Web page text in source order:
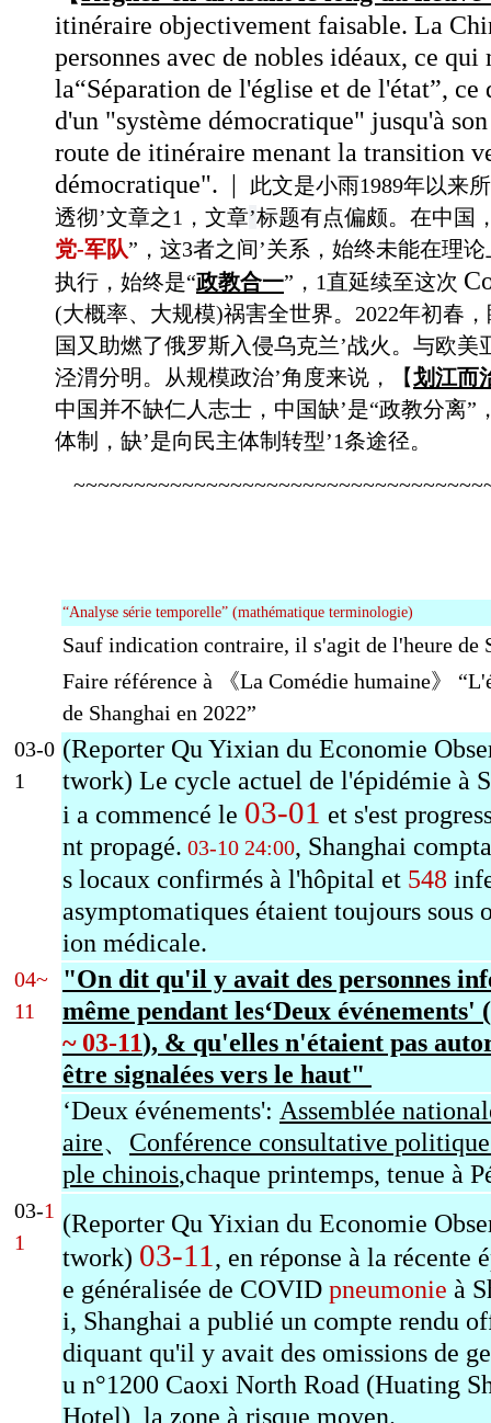
itinéraire objectivement faisable. La
personnes avec de nobles idéaux, ce
la“Séparation de l'église et de l'état”, ce
d'un "système démocratique" jusqu'à
route de itinéraire menant la transition
démocratique". |
此文是小雨1989年以来
透彻’文章之1，文章’标题有点偏颇。在中国
党-军队”，这3者之间’关系，始终未能在理
执行，始终是“政教合一”，1直延续至这次
(大概率、大规模)祸害全世界。2022年初春
国又助燃了俄罗斯入侵乌克兰’战火。与欧美
泾渭分明。从规模政治’角度来说，【划江而
中国并不缺仁人志士，中国缺’是“政教分离”
体制，缺’是向民主体制转型’1条途径。
“Analyse série temporelle” (mathématique terminologie)
Sauf indication contraire, il s'agit de l'heure de
Faire référence à 《La Comédie humaine》
de Shanghai en 2022”
03-0
1
(Reporter Qu Yixian du Economie
twork) Le cycle actuel de l'épidémie à
i a commencé le 03-01 et s'est
nt propagé. 03-10 24:00, Shanghai
s locaux confirmés à l'hôpital et 548
asymptomatiques étaient toujours sous
ion médicale.
04~
11
"On dit qu'il y avait des personnes
même pendant les‘Deux événements' (
~ 03-11), & qu'elles n'étaient pas
être signalées vers le haut"
‘Deux événements': Assemblée
aire、 Conférence consultative
ple chinois,chaque printemps, tenue à
03-1
1
(Reporter Qu Yixian du Economie
twork) 03-11 , en réponse à la récente
e généralisée de COVID pneumonie à
i, Shanghai a publié un compte rendu
diquant qu'il y avait des omissions de
u n°1200 Caoxi North Road (Huating
Hotel), la zone à risque moyen.